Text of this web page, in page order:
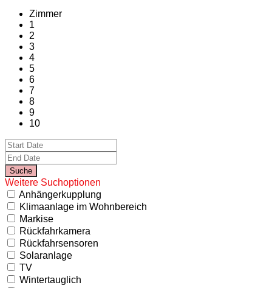
Zimmer
1
2
3
4
5
6
7
8
9
10
Weitere Suchoptionen
Anhängerkupplung
Klimaanlage im Wohnbereich
Markise
Rückfahrkamera
Rückfahrsensoren
Solaranlage
TV
Wintertauglich